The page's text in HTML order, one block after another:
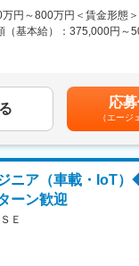
の解決のために、導入から
ロバイダー」機能を有して
の定める業務
ビスの信頼性・安定性を高
セスの改善と標準化
た社内啓発活動の企画・実
テストプロセスの標準化
社内セミナーやワークシ
づくりとデジタル化を融合
万円～800万円＜賃金形態
（基本給）：375,000円～
目安の金額であり、選考を
給(月額)は固定手当を含め
応
（エージ
ニア（車載・IoT
ーン歓迎
Ｅ